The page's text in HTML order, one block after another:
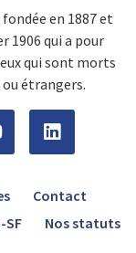
en 1887 et
1906 qui a pour
qui sont morts
ou étrangers.
Contact
SF Nos statuts